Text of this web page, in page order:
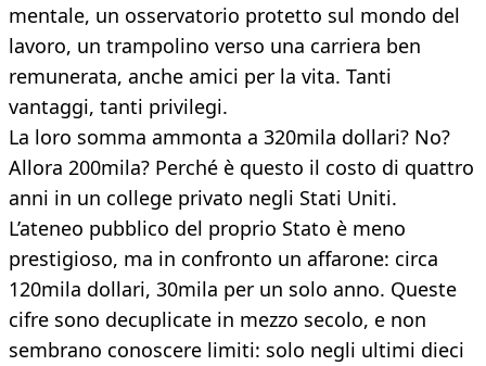
mentale, un osservatorio protetto sul mondo del
lavoro, un trampolino verso una carriera ben
remunerata, anche amici per la vita. Tanti
vantaggi, tanti privilegi.
La loro somma ammonta a 320mila dollari? No?
Allora 200mila? Perché è questo il costo di quattro
anni in un college privato negli Stati Uniti.
L’ateneo pubblico del proprio Stato è meno
prestigioso, ma in confronto un affarone: circa
120mila dollari, 30mila per un solo anno. Queste
cifre sono decuplicate in mezzo secolo, e non
sembrano conoscere limiti: solo negli ultimi dieci